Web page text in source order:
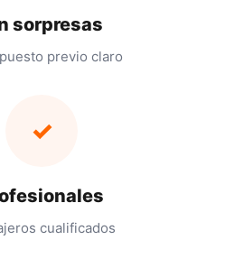
sorpresas
previo claro
✓
cualificados